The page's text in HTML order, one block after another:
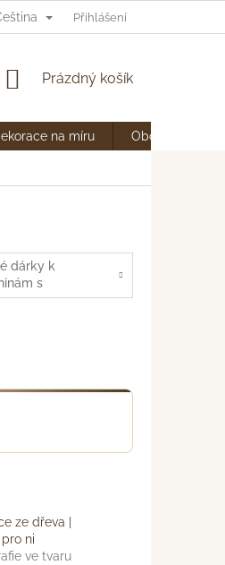
Přihlášení
NÁKUPNÍ
Prázdný košík
na míru Obchodní
dárky k
s
| Na míru
ze dřeva |
ni
ve tvaru